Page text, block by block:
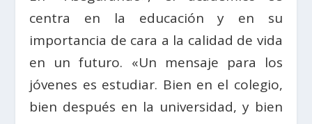
centra en la educación y en su
importancia de cara a la calidad de vida
en un futuro. «Un mensaje para los
jóvenes es estudiar. Bien en el colegio,
bien después en la universidad, y bien